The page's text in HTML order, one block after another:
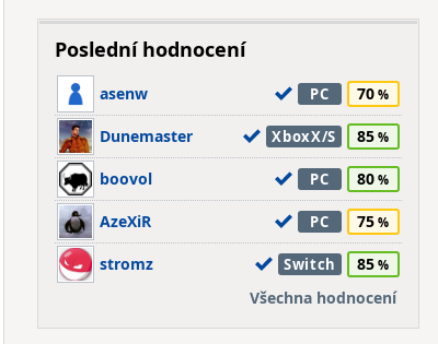
Poslední hodnocení
asenw PC 70
Dunemaster XboxX/S 85
boovol PC 80
AzeXiR PC 75
stromz Switch
85
Všechna hodnocení